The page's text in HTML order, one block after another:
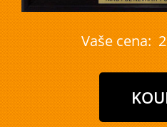
Vaše cena: